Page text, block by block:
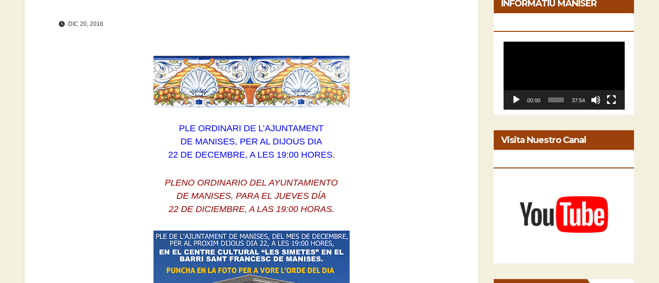
DIC 20, 2016
PLE ORDINARI DE L’AJUNTAMENT
DE MANISES, PER AL DIJOUS DIA
22 DE DECEMBRE, A LES 19:00 HORES.
PLENO ORDINARIO DEL AYUNTAMIENTO
DE MANISES, PARA EL JUEVES DÍA
22 DE DICIEMBRE, A LAS 19:00 HORAS.
INFORMATIU MANISER
00:00 37:54
Visita Nuestro Canal